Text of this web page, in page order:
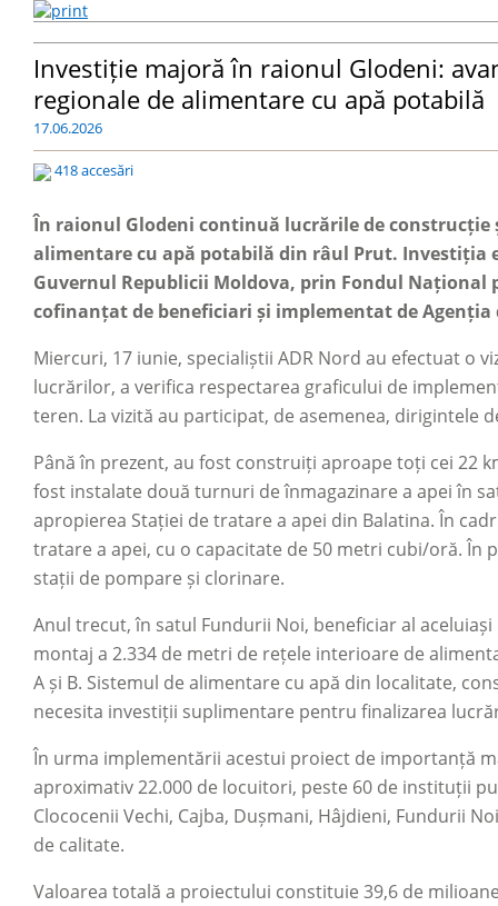
Investiție majoră în raionul Glodeni:
regionale de alimentare cu apă potabilă
17.06.2026
418 accesări
În raionul Glodeni continuă lucrările de
alimentare cu apă potabilă din râul Prut.
Guvernul Republicii Moldova, prin Fondul Național
cofinanțat de beneficiari și implementat de Agenția
Miercuri, 17 iunie, specialiștii ADR Nord au efectuat o
lucrărilor, a verifica respectarea graficului de
teren. La vizită au participat, de asemenea,
Până în prezent, au fost construiți aproape toți cei 22
fost instalate două turnuri de înmagazinare a apei în
apropierea Stației de tratare a apei din Balatina. În
tratare a apei, cu o capacitate de 50 metri cubi/oră.
stații de pompare și clorinare.
Anul trecut, în satul Fundurii Noi, beneficiar al
montaj a 2.334 de metri de rețele interioare de
A și B. Sistemul de alimentare cu apă din localitate,
necesita investiții suplimentare pentru finalizarea
În urma implementării acestui proiect de importanță
aproximativ 22.000 de locuitori, peste 60 de instituții
Clococenii Vechi, Cajba, Dușmani, Hâjdieni, Fundurii
de calitate.
Valoarea totală a proiectului constituie 39,6 de